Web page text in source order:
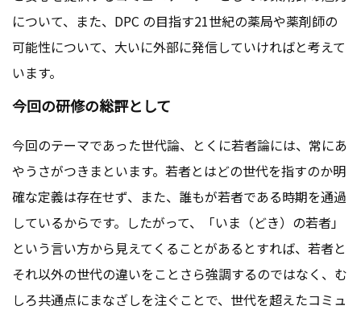
について、また、DPC の目指す21世紀の薬局や薬剤師の
可能性について、大いに外部に発信していければと考えて
います。
今回の研修の総評として
今回のテーマであった世代論、とくに若者論には、常にあ
やうさがつきまといます。若者とはどの世代を指すのか明
確な定義は存在せず、また、誰もが若者である時期を通過
しているからです。したがって、「いま（どき）の若者」
という言い方から見えてくることがあるとすれば、若者と
それ以外の世代の違いをことさら強調するのではなく、む
しろ共通点にまなざしを注ぐことで、世代を超えたコミュ